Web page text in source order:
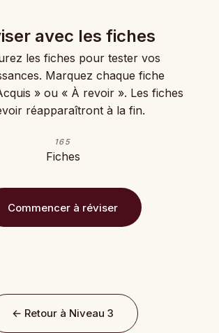
avec les fiches
les fiches pour tester vos
Marquez chaque fiche
» ou « À revoir ». Les fiches
réapparaîtront à la fin.
165
Fiches
Commencer à réviser
← Retour à Niveau 3